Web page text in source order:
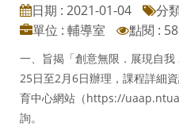
日期 : 2021-01-04
分
單位 : 輔導室
點閱 :
一、旨揭「創意無限．展現自
25日至2月6日辦理，課程詳細
育中心網站（https://
詢。